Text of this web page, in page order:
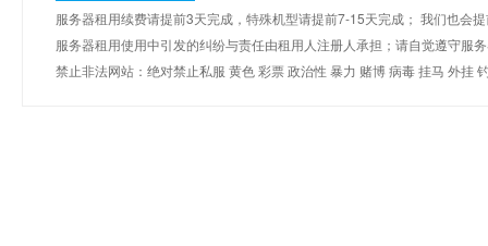
服务器租用续费请提前3天完成，特殊机型请提前7-15天完成； 我们也会
服务器租用使用中引发的纠纷与责任由租用人注册人承担；请自觉遵守
禁止非法网站：绝对禁止私服 黄色 彩票 政治性 暴力 赌博 病毒 挂马 外挂